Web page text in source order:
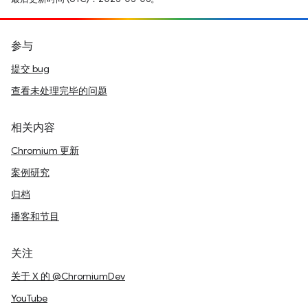
参与
提交 bug
查看未处理完毕的问题
相关内容
Chromium 更新
案例研究
归档
播客和节目
关注
关于 X 的 @ChromiumDev
YouTube